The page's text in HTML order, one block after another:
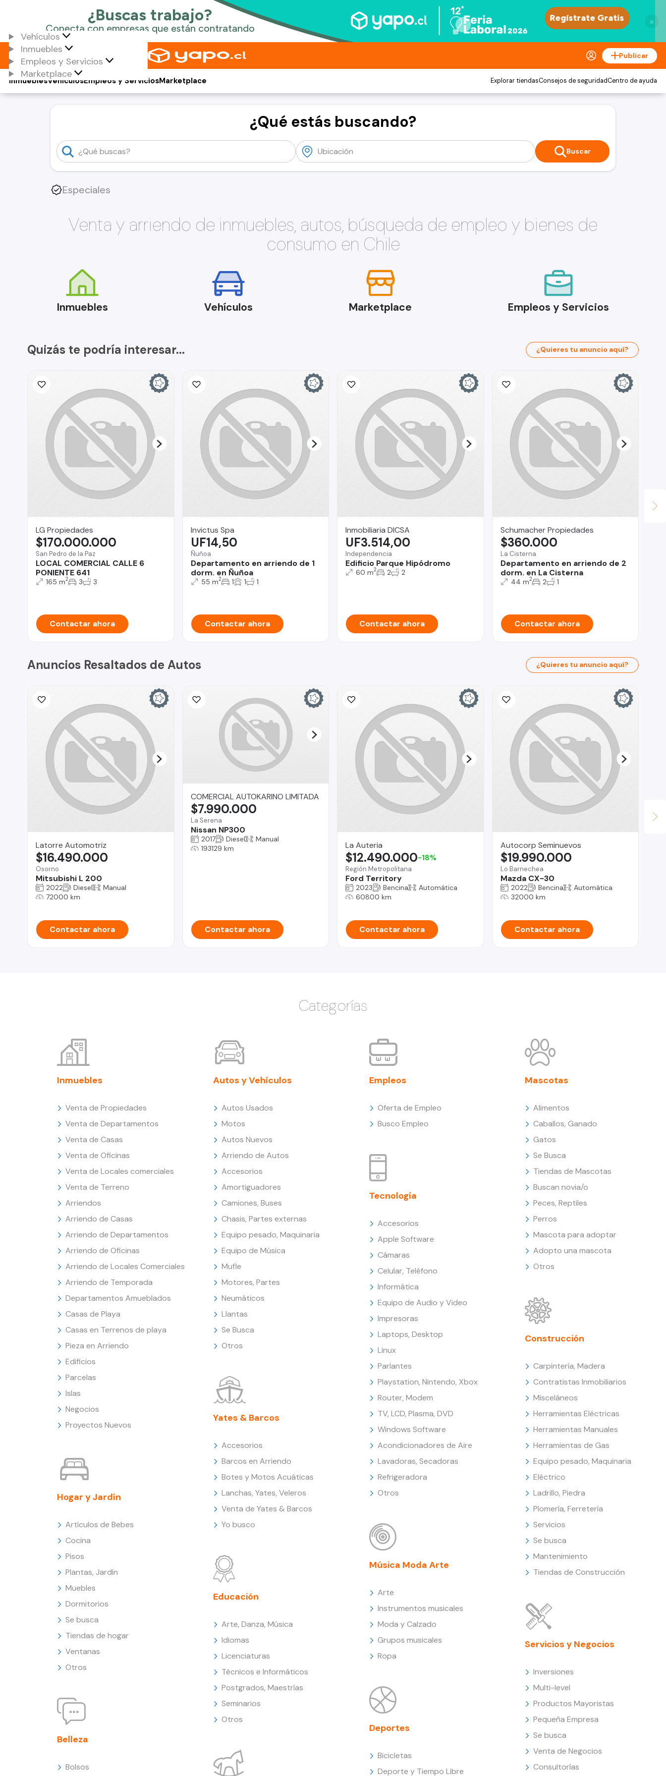
×
Vehículos
Inmuebles
Empleos y Servicios
Marketplace
Publicar
Vehículos
Inmuebles Empleos y ServiciosMarketplace Explorar tiendasConsejos de seguridadCentro de ayuda
¿Qué estás buscando?
Buscar
Especiales
Venta y arriendo de inmuebles, autos, búsqueda de empleo y bienes de
consumo en Chile
Inmuebles Vehículos Marketplace Empleos y Servicios
Quizás te podría interesar... ¿Quieres tu anuncio aquí?
LG Propiedades
San Pedro de la Paz
LOCAL COMERCIAL CALLE 6
PONIENTE 641
$170.000.000
165 m2 3 3
Contactar ahora
Invictus Spa
Ñuñoa
Departamento en arriendo de 1
dorm. en Ñuñoa
UF14,50
55 m2 1 1 1
Contactar ahora
Inmobiliaria DICSA
Independencia
Edificio Parque Hipódromo
UF3.514,00
60 m2 2 2
Contactar ahora
Schumacher Propiedades
La Cisterna
Departamento en arriendo de 2
dorm. en La Cisterna
$360.000
44 m2 2 1
Contactar ahora
Anuncios Resaltados de Autos ¿Quieres tu anuncio aquí?
Latorre Automotriz
Osorno
Mitsubishi L 200
$16.490.000
2022 Diesel
Manual
72000 km
Contactar ahora
COMERCIAL AUTOKARINO LIMITADA
La Serena
Nissan NP300
$7.990.000
2017 Diesel
Manual
193129 km
Contactar ahora
La Auteria
Región Metropolitana
Ford Territory
$12.490.000-18%
2023 Bencina
Automática
60800 km
Contactar ahora
Autocorp Seminuevos
Lo Barnechea
Mazda CX-30
$19.990.000
2022 Bencina
Automática
32000 km
Contactar ahora
Categorías
Inmuebles
Venta de Propiedades
Venta de Departamentos
Venta de Casas
Venta de Oficinas
Venta de Locales comerciales
Venta de Terreno
Arriendos
Arriendo de Casas
Arriendo de Departamentos
Arriendo de Oficinas
Arriendo de Locales Comerciales
Arriendo de Temporada
Departamentos Amueblados
Casas de Playa
Casas en Terrenos de playa
Pieza en Arriendo
Edificios
Parcelas
Islas
Negocios
Proyectos Nuevos
Hogar y Jardín
Artículos de Bebes
Cocina
Pisos
Plantas, Jardín
Muebles
Dormitorios
Se busca
Tiendas de hogar
Ventanas
Otros
Belleza
Bolsos
Autos y Vehículos
Autos Usados
Motos
Autos Nuevos
Arriendo de Autos
Accesorios
Amortiguadores
Camiones, Buses
Chasis, Partes externas
Equipo pesado, Maquinaria
Equipo de Música
Mufle
Motores, Partes
Neumáticos
Llantas
Se Busca
Otros
Yates & Barcos
Accesorios
Barcos en Arriendo
Botes y Motos Acuáticas
Lanchas, Yates, Veleros
Venta de Yates & Barcos
Yo busco
Educación
Arte, Danza, Música
Idiomas
Licenciaturas
Técnicos e Informáticos
Postgrados, Maestrías
Seminarios
Otros
Empleos
Oferta de Empleo
Busco Empleo
Tecnología
Accesorios
Apple Software
Cámaras
Celular, Teléfono
Informática
Equipo de Audio y Video
Impresoras
Laptops, Desktop
Linux
Parlantes
Playstation, Nintendo, Xbox
Router, Modem
TV, LCD, Plasma, DVD
Windows Software
Acondicionadores de Aire
Lavadoras, Secadoras
Refrigeradora
Otros
Música Moda Arte
Arte
Instrumentos musicales
Moda y Calzado
Grupos musicales
Ropa
Deportes
Bicicletas
Deporte y Tiempo Libre
Mascotas
Alimentos
Caballos, Ganado
Gatos
Se Busca
Tiendas de Mascotas
Buscan novia/o
Peces, Reptiles
Perros
Mascota para adoptar
Adopto una mascota
Otros
Construcción
Carpintería, Madera
Contratistas Inmobiliarios
Misceláneos
Herramientas Eléctricas
Herramientas Manuales
Herramientas de Gas
Equipo pesado, Maquinaria
Eléctrico
Ladrillo, Piedra
Plomería, Ferretería
Servicios
Se busca
Mantenimiento
Tiendas de Construcción
Servicios y Negocios
Inversiones
Multi-level
Productos Mayoristas
Pequeña Empresa
Se busca
Venta de Negocios
Consultorías